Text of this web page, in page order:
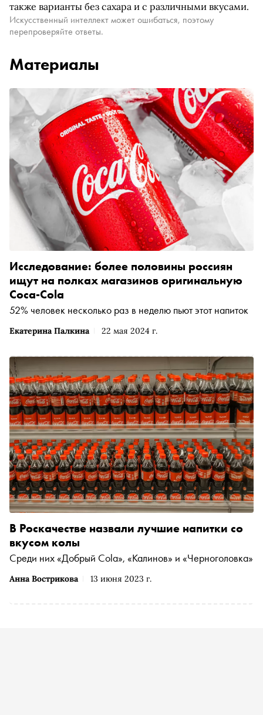
также варианты без сахара и с различными вкусами.
Искусственный интеллект может ошибаться, поэтому
перепроверяйте ответы.
Материалы
Екатерина Палкина 22 мая 2024 г.
Исследование: более половины россиян
ищут на полках магазинов оригинальную
Coca-Cola
52% человек несколько раз в неделю пьют этот напиток
Анна Вострикова 13 июня 2023 г.
В Роскачестве назвали лучшие напитки со
вкусом колы
Среди них «Добрый Cola», «Калинов» и «Черноголовка»